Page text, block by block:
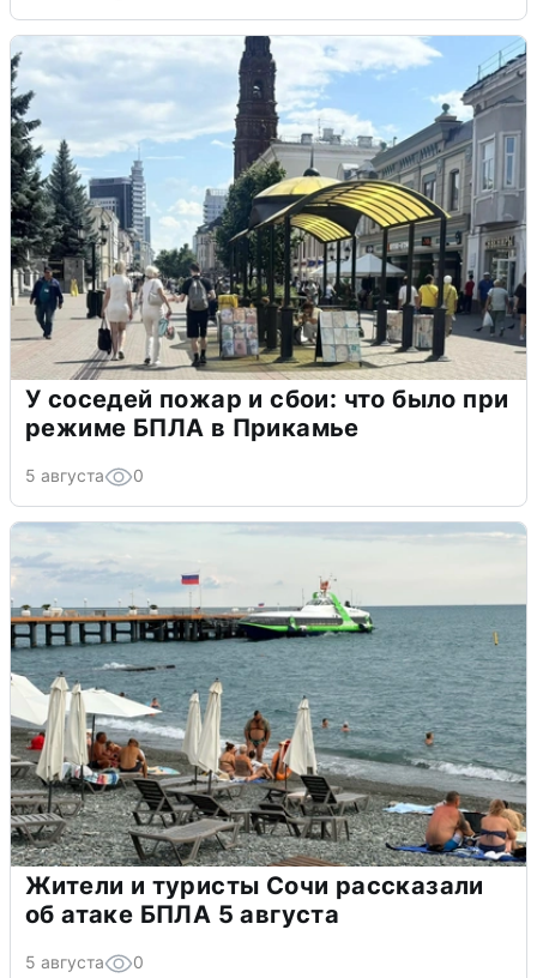
У соседей пожар и сбои: что было при
режиме БПЛА в Прикамье
5 августа 0
Жители и туристы Сочи рассказали
об атаке БПЛА 5 августа
5 августа 0